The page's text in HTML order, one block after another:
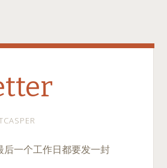
一个工作日都要发一封